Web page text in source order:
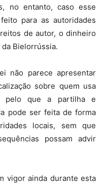
no entanto, caso esse
para as autoridades
de autor, o dinheiro
Bielorrússia.
não parece apresentar
sobre quem usa
pelo que a partilha e
pode ser feita de forma
locais, sem que
possam advir
vigor ainda durante esta